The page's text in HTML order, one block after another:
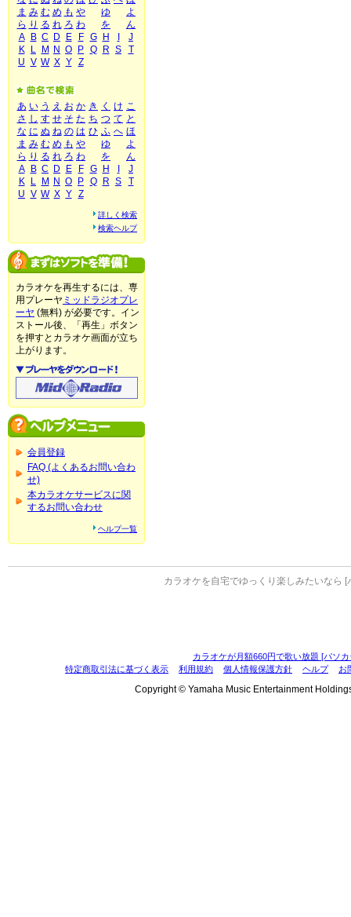
ま み む め も や ゆ
よ
ら り る れ ろ わ を
ん
A
B C D E F G H
J
K
L M N O P Q R S
T
U V W X Y Z
あ い う え お か き く け こ
さ し す せ そ た ち つ て と
な に ぬ ね の は ひ ふ へ ほ
ま み む め も や ゆ
よ
ら り る れ ろ わ を
ん
A
B C D E F G H
J
K
L M N O P Q R S
T
U V W X Y Z
詳しく検索
検索ヘルプ
カラオケを再生するには、専
用プレーヤ ミッドラジオプレ
ーヤ (無料) が必要です。イン
ストール後、「再生」ボタン
を押すとカラオケ画面が立ち
上がります。
会員登録
FAQ (よくあるお問い合わ
せ)
本カラオケサービスに関
するお問い合わせ
ヘルプ一覧
カラオケを自宅でゆっくり楽しみたいなら [
カラオケが月額660円で歌い放題 [パソ
特定商取引法に基づく表示
利用規約 個人情報保護方針 ヘルプ お
Copyright © Yamaha Music Entertainment